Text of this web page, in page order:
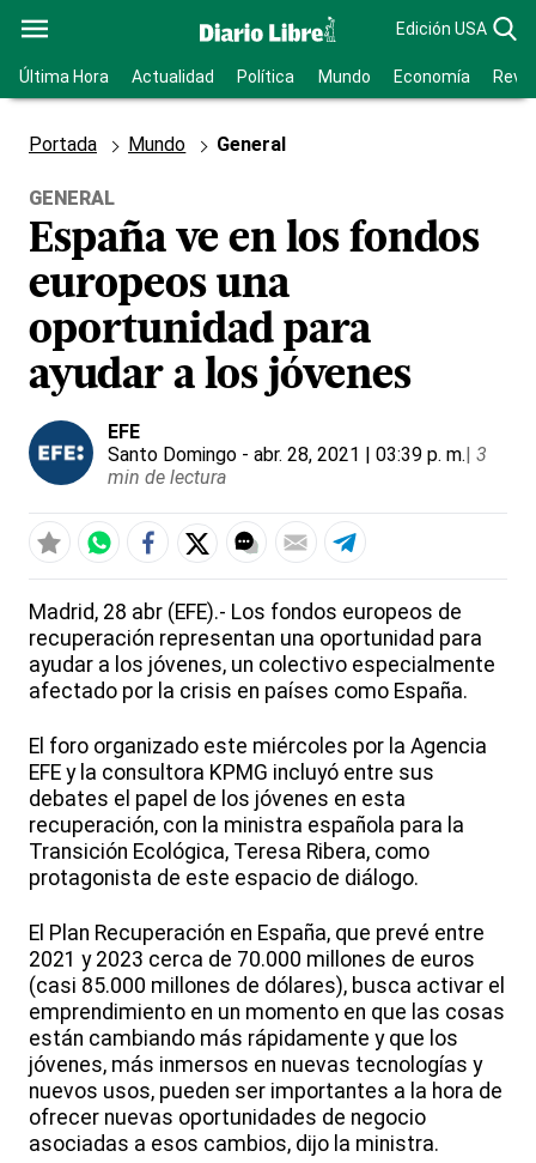
Edición USA
Última Hora Actualidad Política Mundo Economía
Portada Mundo General
GENERAL
España ve en los fondos
europeos una
oportunidad para
ayudar a los jóvenes
EFE
Santo Domingo - abr. 28, 2021 | 03:39 p. m.| 3
min de lectura
Madrid, 28 abr (EFE).- Los fondos europeos de
recuperación representan una oportunidad para
ayudar a los jóvenes, un colectivo especialmente
afectado por la crisis en países como España.
El foro organizado este miércoles por la Agencia
EFE y la consultora KPMG incluyó entre sus
debates el papel de los jóvenes en esta
recuperación, con la ministra española para la
Transición Ecológica, Teresa Ribera, como
protagonista de este espacio de diálogo.
El Plan Recuperación en España, que prevé entre
2021 y 2023 cerca de 70.000 millones de euros
(casi 85.000 millones de dólares), busca activar el
emprendimiento en un momento en que las cosas
están cambiando más rápidamente y que los
jóvenes, más inmersos en nuevas tecnologías y
nuevos usos, pueden ser importantes a la hora de
ofrecer nuevas oportunidades de negocio
asociadas a esos cambios, dijo la ministra.